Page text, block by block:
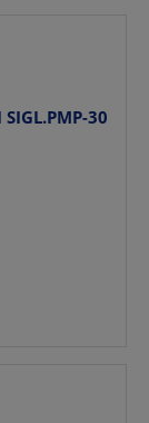
SIGL.PMP-30